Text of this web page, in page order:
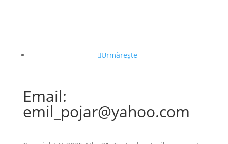
Urmărește
Email:
emil_pojar@yahoo.com